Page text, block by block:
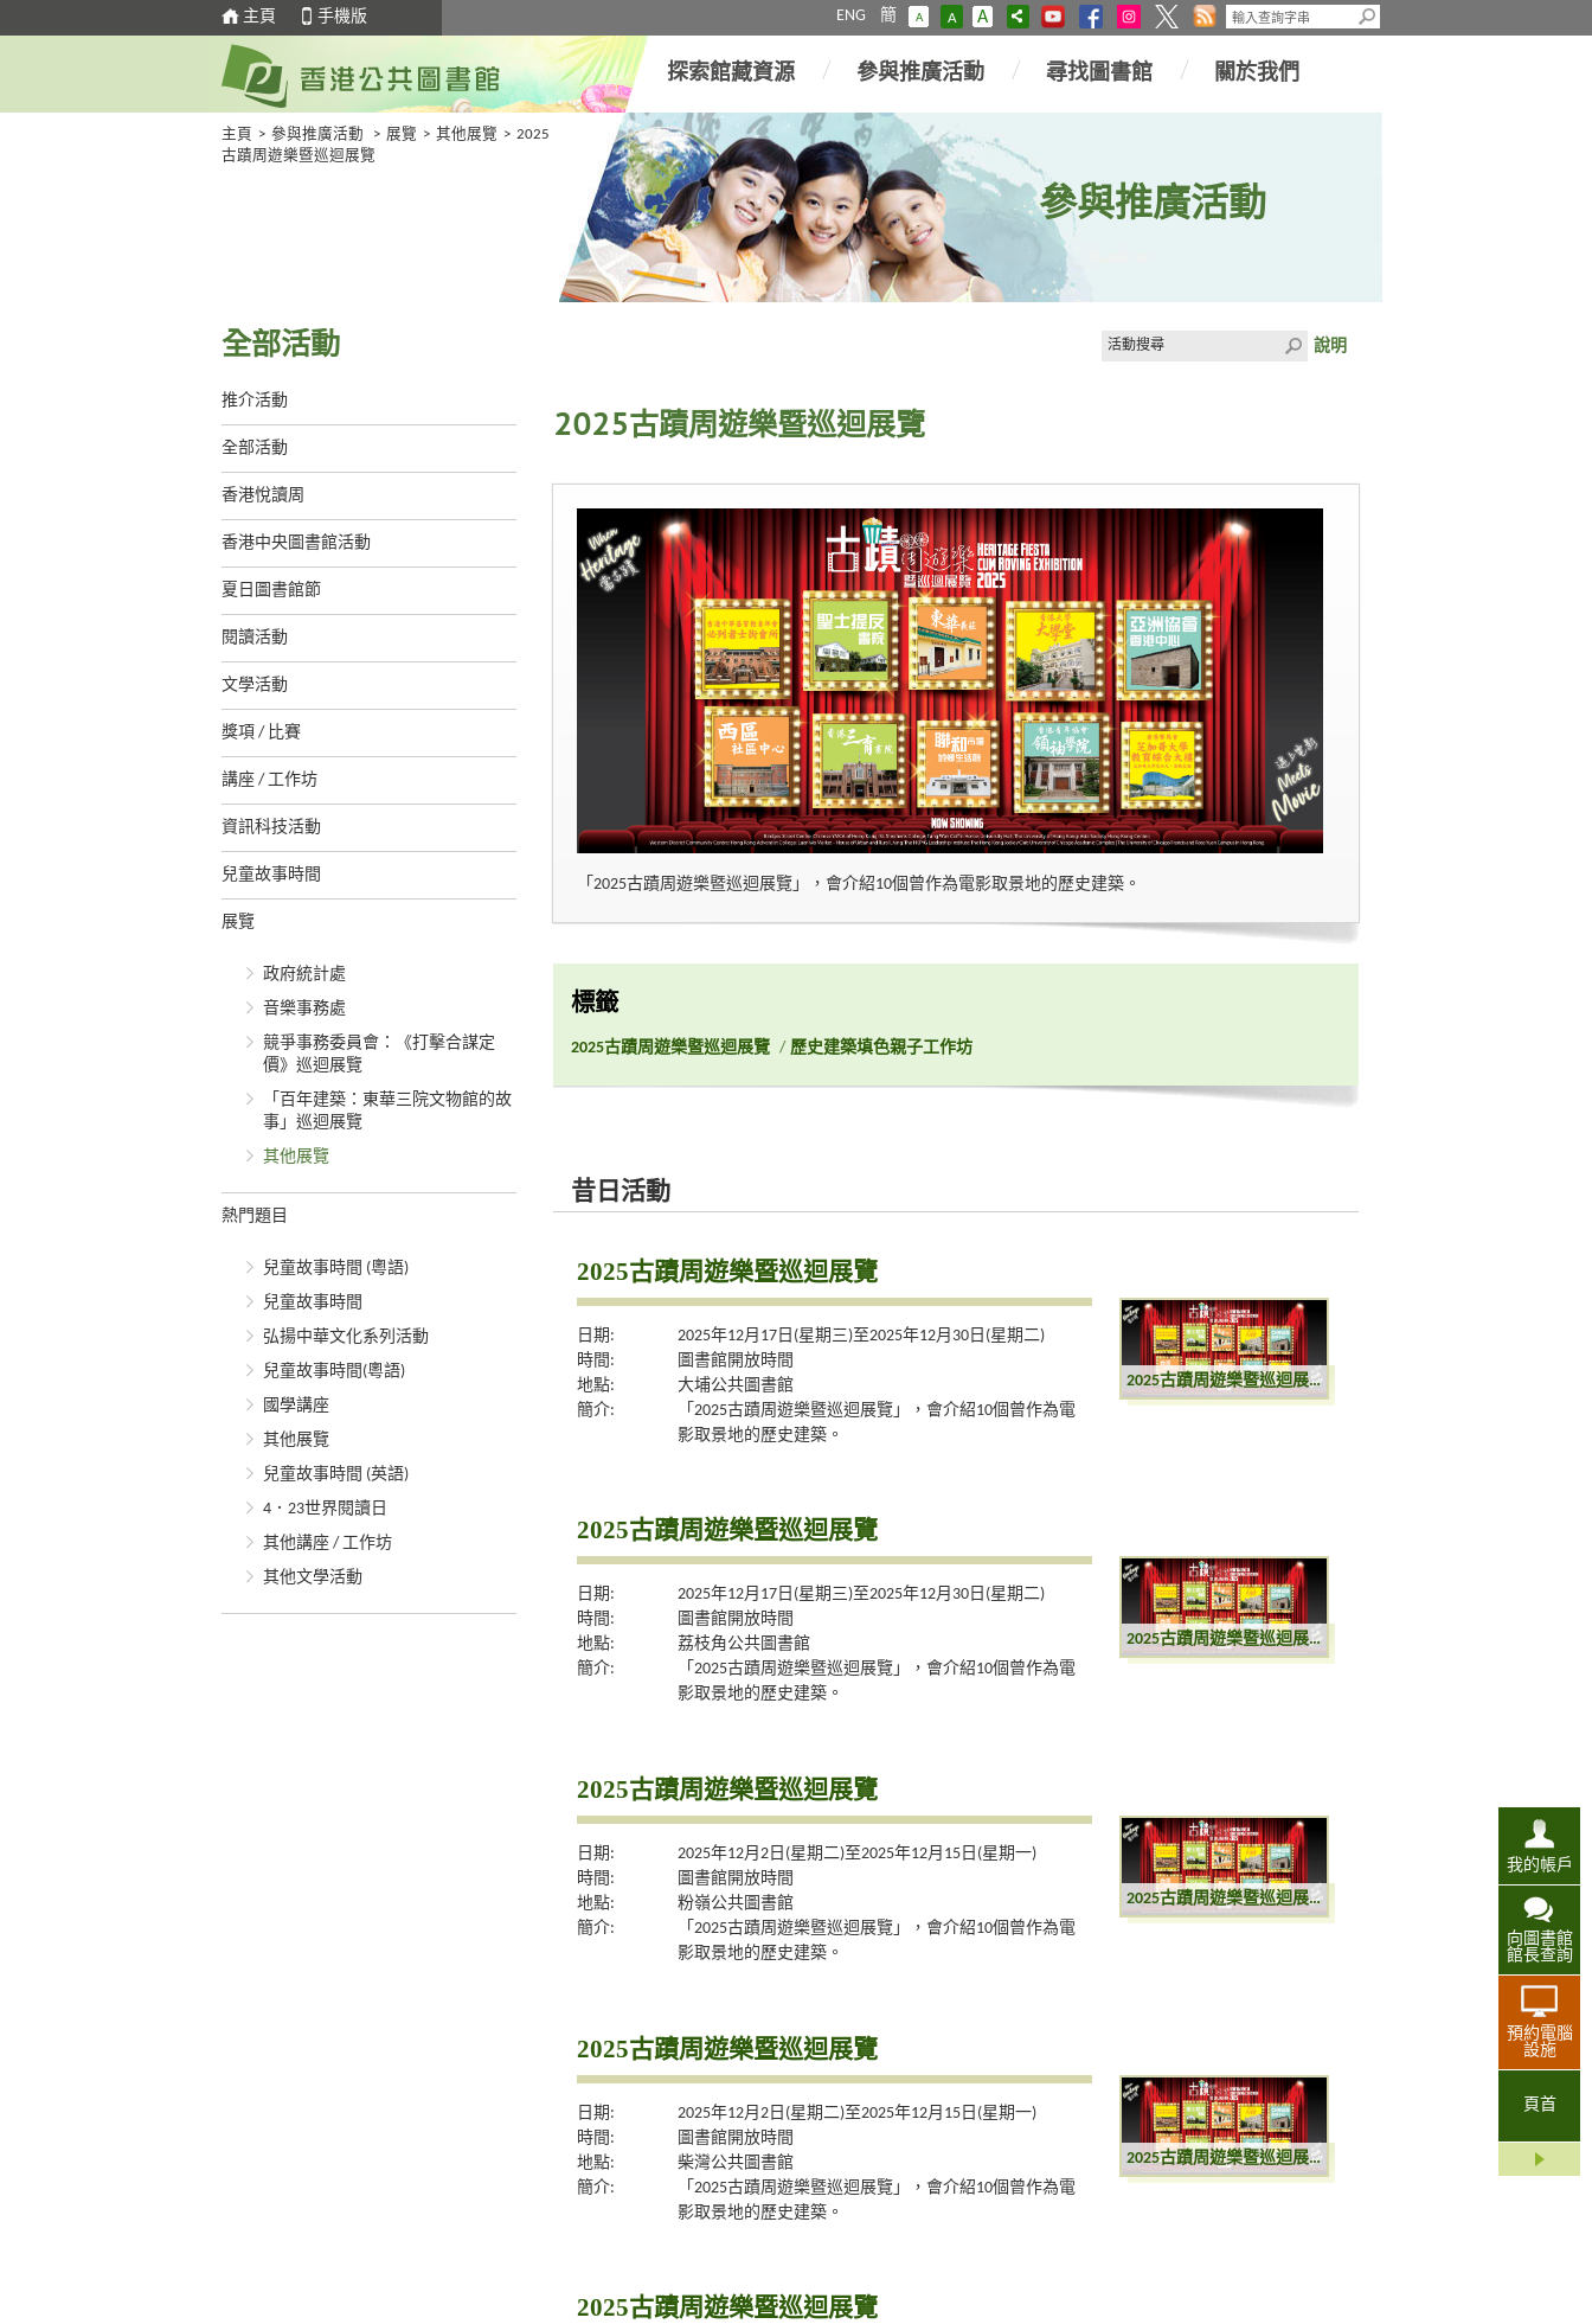
主頁 手機版 ENG 簡 A A A
我的帳戶
向圖書館
館長查詢
預約電腦
設施
頁首
探索館藏資源 參與推廣活動 尋找圖書館 關於我們
主頁 > 參與推廣活動 > 展覽 > 其他展覽 > 2025
古蹟周遊樂暨巡迴展覽
參與推廣活動
全部活動
推介活動
全部活動
香港悅讀周
香港中央圖書館活動
夏日圖書館節
閱讀活動
文學活動
獎項 / 比賽
講座 / 工作坊
資訊科技活動
兒童故事時間
展覽
政府統計處
音樂事務處
競爭事務委員會：《打擊合謀定
價》巡迴展覽
「百年建築：東華三院文物館的故
事」巡迴展覽
其他展覽
熱門題目
兒童故事時間 (粵語)
兒童故事時間
弘揚中華文化系列活動
兒童故事時間(粵語)
國學講座
其他展覽
兒童故事時間 (英語)
4．23世界閱讀日
其他講座 / 工作坊
其他文學活動
說明
2025古蹟周遊樂暨巡迴展覽
「2025古蹟周遊樂暨巡迴展覽」，會介紹10個曾作為電影取景地的歷史建築。
標籤
2025古蹟周遊樂暨巡迴展覽 / 歷史建築填色親子工作坊
昔日活動
2025古蹟周遊樂暨巡迴展覽
日期:
2025年12月17日(星期三)至2025年12月30日(星期二)
時間:
圖書館開放時間
地點:
大埔公共圖書館
簡介:
「2025古蹟周遊樂暨巡迴展覽」，會介紹10個曾作為電
影取景地的歷史建築。
2025古蹟周遊樂暨巡迴展覽
2025古蹟周遊樂暨巡迴展覽
日期:
2025年12月17日(星期三)至2025年12月30日(星期二)
時間:
圖書館開放時間
地點:
荔枝角公共圖書館
簡介:
「2025古蹟周遊樂暨巡迴展覽」，會介紹10個曾作為電
影取景地的歷史建築。
2025古蹟周遊樂暨巡迴展覽
2025古蹟周遊樂暨巡迴展覽
日期:
2025年12月2日(星期二)至2025年12月15日(星期一)
時間:
圖書館開放時間
地點:
粉嶺公共圖書館
簡介:
「2025古蹟周遊樂暨巡迴展覽」，會介紹10個曾作為電
影取景地的歷史建築。
2025古蹟周遊樂暨巡迴展覽
2025古蹟周遊樂暨巡迴展覽
日期:
2025年12月2日(星期二)至2025年12月15日(星期一)
時間:
圖書館開放時間
地點:
柴灣公共圖書館
簡介:
「2025古蹟周遊樂暨巡迴展覽」，會介紹10個曾作為電
影取景地的歷史建築。
2025古蹟周遊樂暨巡迴展覽
2025古蹟周遊樂暨巡迴展覽